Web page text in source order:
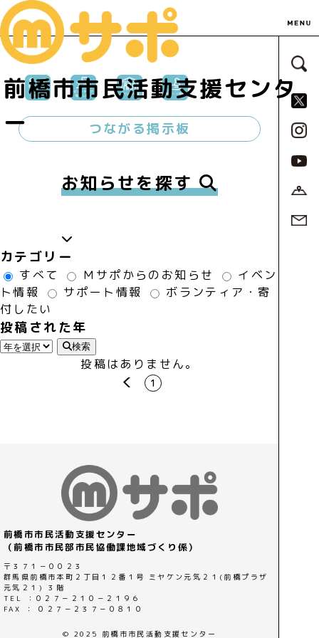
前橋市市民活動支援センタ
ー
サ
つながる掲示板
お知らせを探す
カテゴリー
すべて Ｍサポからのお知らせ
イベン
ト情報
サポート情報
ボランティア・寄
付したい
投稿された年
検索
投稿はありません。
prev
1
前橋市市民活動支援センター
（前橋市市民部市民協働課地域づくり係）
〒３７１－００２３
群馬県前橋市本町２丁目１２番１号 ミヤケン元気２１(前橋プラザ
元気２１) ３階
TEL ：０２７－２１０－２１９６
FAX ： ０２７－２３７－０８１０
© 2025 前橋市市民活動支援センター